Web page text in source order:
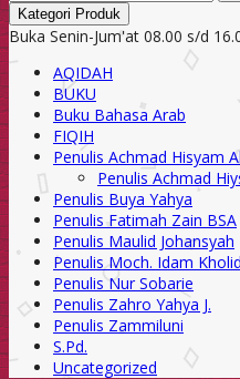
Kategori Produk
Buka Senin-Jum'at 08.00 s/d
AQIDAH
BUKU
Buku Bahasa Arab
FIQIH
Penulis Achmad Hisyam
Penulis Achmad
Penulis Buya Yahya
Penulis Fatimah Zain BSA
Penulis Maulid Johansyah
Penulis Moch. Idam Kholid
Penulis Nur Sobarie
Penulis Zahro Yahya J.
Penulis Zammiluni
S.Pd.
Uncategorized